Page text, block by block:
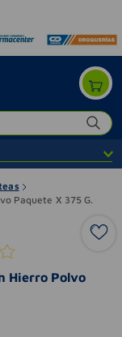
Paquete X 375 G.
Hierro Polvo